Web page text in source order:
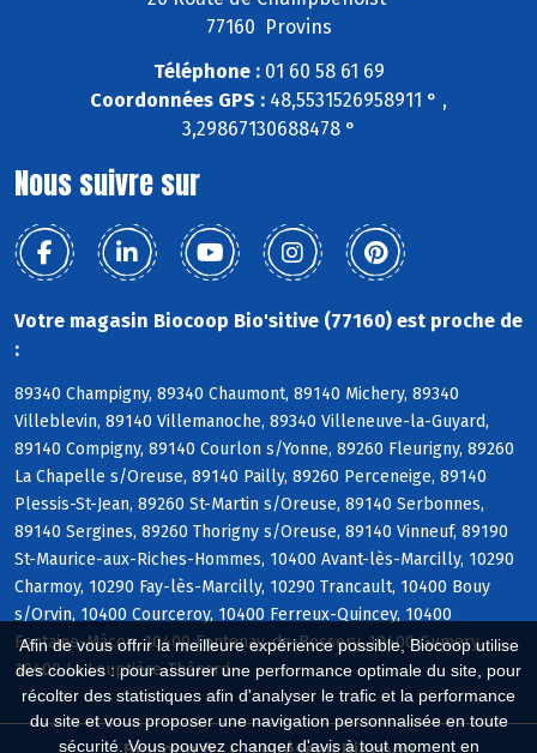
Afin de vous offrir la meilleure expérience possible, Biocoop utilise
des cookies : pour assurer une performance optimale du site, pour
récolter des statistiques afin d'analyser le trafic et la performance
du site et vous proposer une navigation personnalisée en toute
sécurité. Vous pouvez changer d'avis à tout moment en
77160 Provins
Téléphone :01 60 58 61 69
Coordonnées GPS : 48,5531526958911 ° ,
3,29867130688478 °
Nous suivre sur
Votre magasin Biocoop Bio'sitive (77160) est proche de
:
89340 Champigny, 89340 Chaumont, 89140 Michery, 89340
Villeblevin, 89140 Villemanoche, 89340 Villeneuve-la-Guyard,
89140 Compigny, 89140 Courlon s/Yonne, 89260 Fleurigny, 89260
La Chapelle s/Oreuse, 89140 Pailly, 89260 Perceneige, 89140
Plessis-St-Jean, 89260 St-Martin s/Oreuse, 89140 Serbonnes,
89140 Sergines, 89260 Thorigny s/Oreuse, 89140 Vinneuf, 89190
St-Maurice-aux-Riches-Hommes, 10400 Avant-lès-Marcilly, 10290
Charmoy, 10290 Fay-lès-Marcilly, 10290 Trancault, 10400 Bouy
s/Orvin, 10400 Courceroy, 10400 Ferreux-Quincey, 10400
Fontaine-Mâcon, 10400 Fontenay-de-Bossery, 10400 Gumery,
10400 La Louptière-Thénard